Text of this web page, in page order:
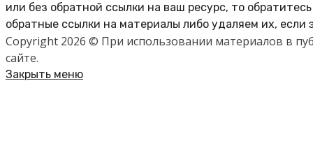
или без обратной ссылки на ваш ресурс, то
обратные ссылки на материалы либо удаляем их, если
Copyright 2026 © При использовании материалов в
сайте.
Закрыть меню